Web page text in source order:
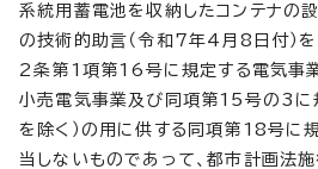
系統用蓄電池を収納したコンテナの
の技術的助言（令和7年4月8日付）
2条第1項第16号に規定する電気事
小売電気事業及び同項第15号の3に
を除く）の用に供する同項第18号に
当しないものであって、都市計画法